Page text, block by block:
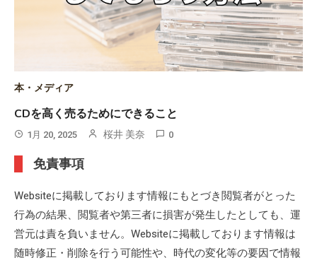
本・メディア
CDを高く売るためにできること
1月 20, 2025 桜井 美奈 0
免責事項
Websiteに掲載しております情報にもとづき閲覧者がとった
行為の結果、閲覧者や第三者に損害が発生したとしても、運
営元は責を負いません。Websiteに掲載しております情報は
随時修正・削除を行う可能性や、時代の変化等の要因で情報